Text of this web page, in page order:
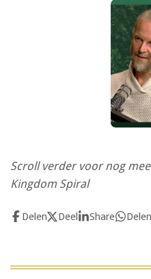
Scroll verder voor nog
Kingdom Spiral
Delen Deel Share Delen